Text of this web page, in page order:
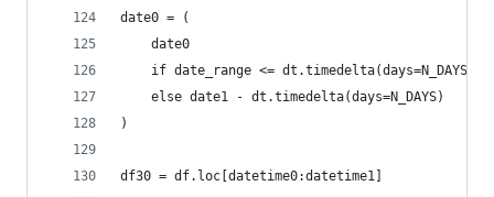
date0 = (
    date0
    if date_range <= dt.timedelta(days=N_DAYS)
    else date1 - dt.timedelta(days=N_DAYS)
)
df30 = df.loc[datetime0:datetime1]